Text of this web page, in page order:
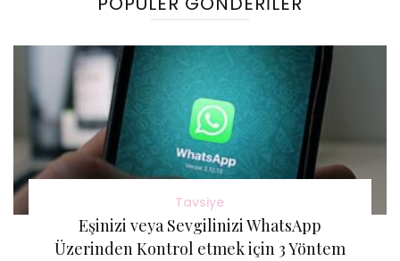
Tavsiye
Eşinizi veya Sevgilinizi WhatsApp
Üzerinden Kontrol etmek için 3 Yöntem